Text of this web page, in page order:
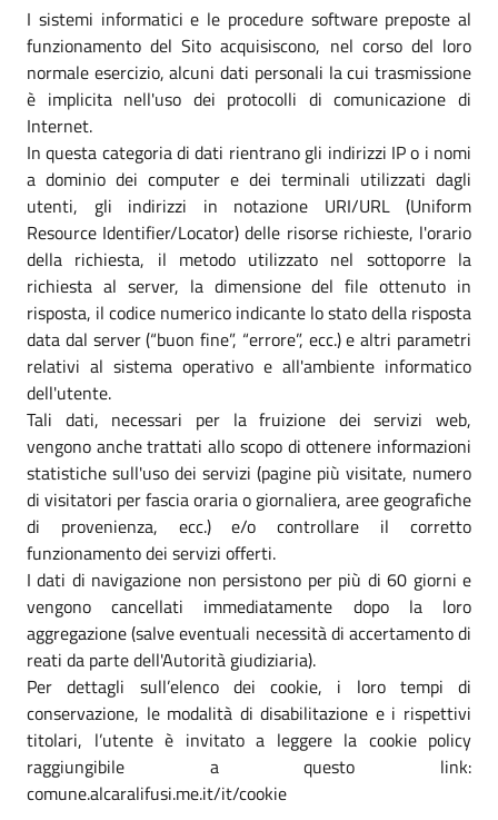
I sistemi informatici e le procedure software preposte al
funzionamento del Sito acquisiscono, nel corso del loro
normale esercizio, alcuni dati personali la cui trasmissione
è implicita nell'uso dei protocolli di comunicazione di
Internet.
In questa categoria di dati rientrano gli indirizzi IP o i nomi
a dominio dei computer e dei terminali utilizzati dagli
utenti, gli indirizzi in notazione URI/URL (Uniform
Resource Identifier/Locator) delle risorse richieste, l'orario
della richiesta, il metodo utilizzato nel sottoporre la
richiesta al server, la dimensione del file ottenuto in
risposta, il codice numerico indicante lo stato della risposta
data dal server (“buon fine”, “errore”, ecc.) e altri parametri
relativi al sistema operativo e all'ambiente informatico
dell'utente.
Tali dati, necessari per la fruizione dei servizi web,
vengono anche trattati allo scopo di ottenere informazioni
statistiche sull'uso dei servizi (pagine più visitate, numero
di visitatori per fascia oraria o giornaliera, aree geografiche
di provenienza, ecc.) e/o controllare il corretto
funzionamento dei servizi offerti.
I dati di navigazione non persistono per più di 60 giorni e
vengono cancellati immediatamente dopo la loro
aggregazione (salve eventuali necessità di accertamento di
reati da parte dell'Autorità giudiziaria).
Per dettagli sull’elenco dei cookie, i loro tempi di
conservazione, le modalità di disabilitazione e i rispettivi
titolari, l’utente è invitato a leggere la cookie policy
raggiungibile a questo link:
comune.alcaralifusi.me.it/it/cookie